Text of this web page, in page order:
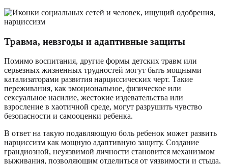
Травма, невзгоды и адаптивные защиты
Помимо воспитания, другие формы детских травм или
серьезных жизненных трудностей могут быть мощными
катализаторами развития нарциссических черт. Такие
переживания, как эмоциональное, физическое или
сексуальное насилие, жестокие издевательства или
взросление в хаотичной среде, могут разрушить чувство
безопасности и самооценки ребенка.
В ответ на такую ​​подавляющую боль ребенок может развить
нарциссизм как мощную адаптивную защиту. Создание
грандиозной, неуязвимой личности становится механизмом
выживания, позволяющим отделиться от уязвимости и стыда,